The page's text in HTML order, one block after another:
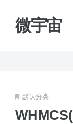
微宇宙
默认分类